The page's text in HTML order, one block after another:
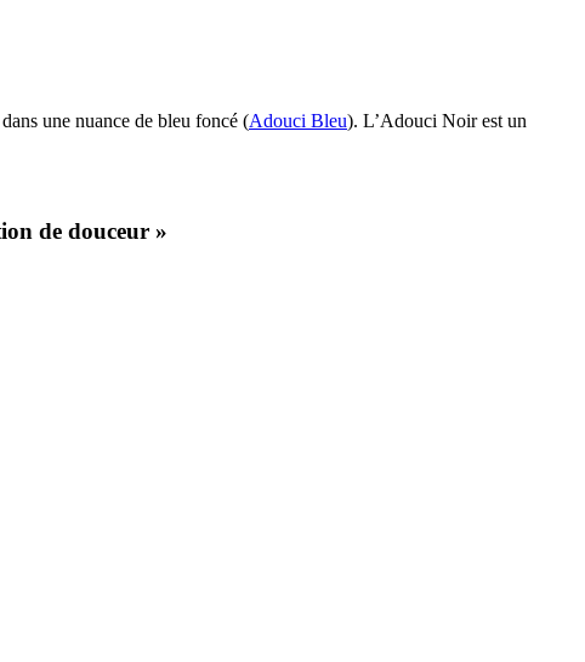
une nuance de bleu foncé (Adouci Bleu). L’Adouci Noir est un
de douceur »